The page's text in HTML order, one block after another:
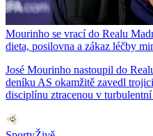
Mourinho se vrací do Realu
dieta, posilovna a zákaz léčby
José Mourinho nastoupil do
deníku AS okamžitě zavedl
disciplínu ztracenou v turbulentní